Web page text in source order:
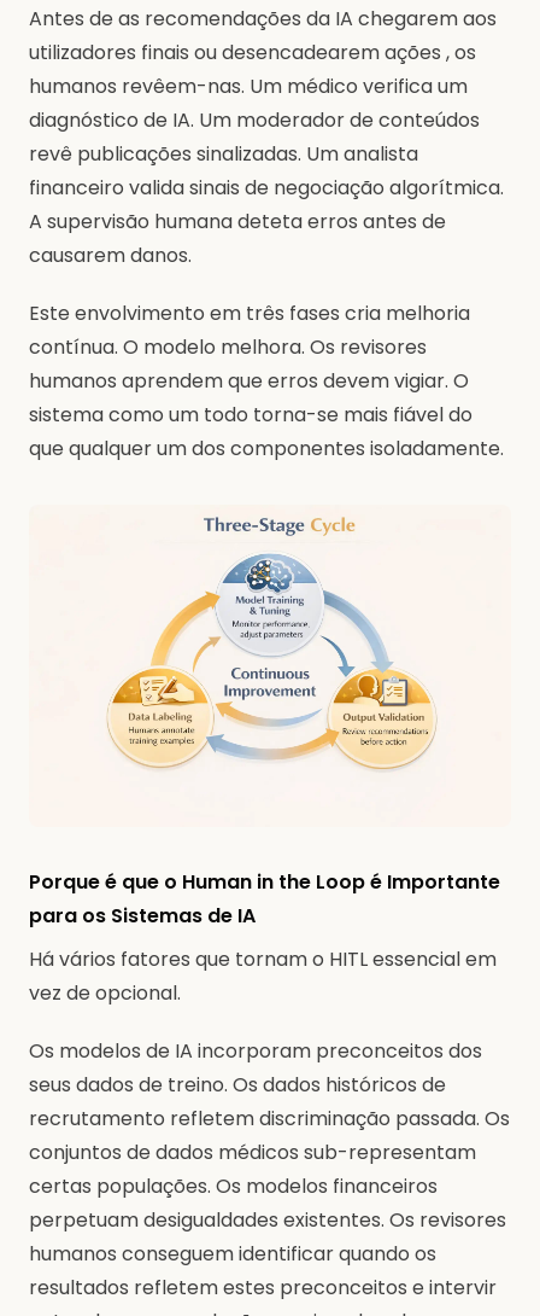
Antes de as recomendações da IA chegarem aos
utilizadores finais ou desencadearem ações , os
humanos revêem-nas. Um médico verifica um
diagnóstico de IA. Um moderador de conteúdos
revê publicações sinalizadas. Um analista
financeiro valida sinais de negociação algorítmica.
A supervisão humana deteta erros antes de
causarem danos.
Este envolvimento em três fases cria melhoria
contínua. O modelo melhora. Os revisores
humanos aprendem que erros devem vigiar. O
sistema como um todo torna-se mais fiável do
que qualquer um dos componentes isoladamente.
Porque é que o Human in the Loop é Importante
para os Sistemas de IA
Há vários fatores que tornam o HITL essencial em
vez de opcional.
Os modelos de IA incorporam preconceitos dos
seus dados de treino. Os dados históricos de
recrutamento refletem discriminação passada. Os
conjuntos de dados médicos sub-representam
certas populações. Os modelos financeiros
perpetuam desigualdades existentes. Os revisores
humanos conseguem identificar quando os
resultados refletem estes preconceitos e intervir